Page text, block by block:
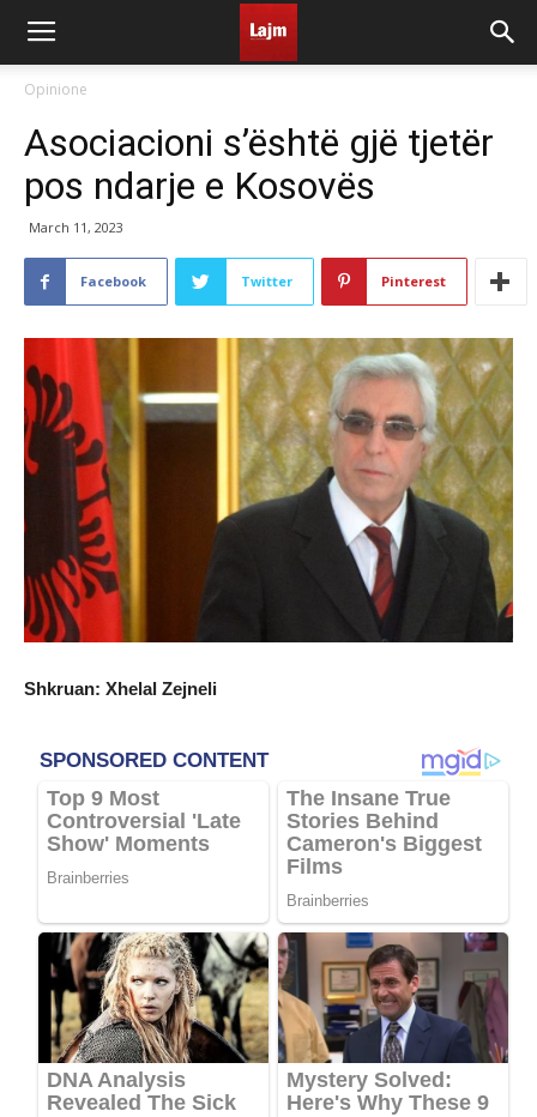
Opinione
Asociacioni s’është gjë tjetër
pos ndarje e Kosovës
March 11, 2023
Facebook Twitter Pinterest
Shkruan: Xhelal Zejneli